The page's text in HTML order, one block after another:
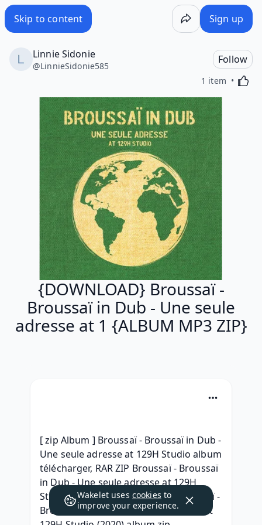
Skip to content Sign up
Linnie Sidonie
@LinnieSidonie585
Follow
1 item
{DOWNLOAD} Broussaï -
Broussaï in Dub - Une seule
adresse at 1 {ALBUM MP3 ZIP}
[ zip Album ] Broussaï - Broussaï in Dub -
Une seule adresse at 129H Studio album
télécharger, RAR ZIP Broussaï - Broussaï
in Dub - Une seule adresse at 129H
Studio Zip RAR mp3 320, [.rar] Broussaï -
Broussaï in Dub - Une seule adresse at
Wakelet uses cookies to
improve your experience.